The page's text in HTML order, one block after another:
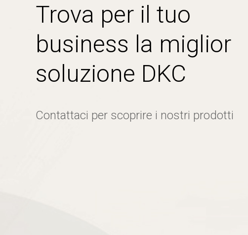
Trova per il tuo
business la miglior
soluzione DKC
Contattaci per scoprire i nostri prodotti